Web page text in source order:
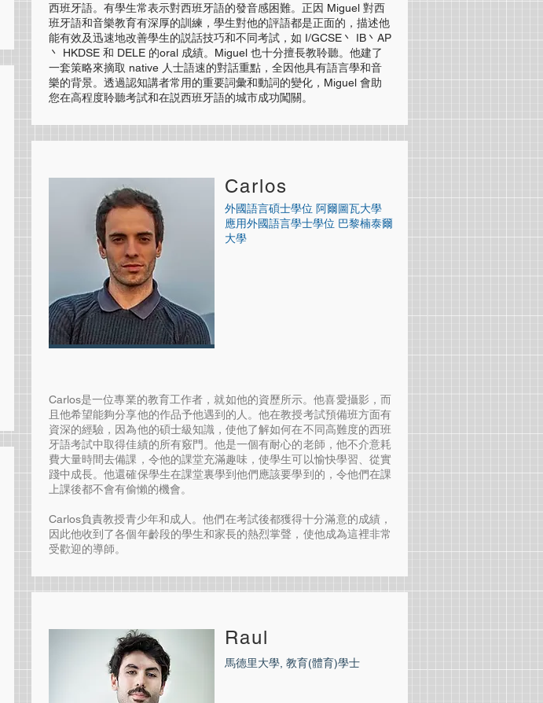
西班牙語。有學生常表示對西班牙語的發音感困難。正因 Miguel 對西
班牙語和音樂教育有深厚的訓練，學生對他的評語都是正面的，描述他
能有效及迅速地改善學生的説話技巧和不同考試，如 I/GCSE丶 IB丶AP
丶 HKDSE 和 DELE 的oral 成績。 Miguel 也十分擅長教聆聽。他建了
一套策略來摘取 native 人士語速的對話重點，全因他具有語言學和音
樂的背景。透過認知講者常用的重要詞彙和動詞的變化，Miguel 會助
您在高程度聆聽考試和在説西班牙語的城市成功闖關。
Carlos
外國語言碩士學位 阿爾圖瓦大學
應用外國語言學士學位 巴黎楠泰爾
大學
Carlos是一位專業的教育工作者，就如他的資歷所示。他喜愛攝影，而
且他希望能夠分享他的作品予他遇到的人。他在教授考試預備班方面有
資深的經驗，因為他的碩士級知識，使他了解如何在不同高難度的西班
牙語考試中取得佳績的所有竅門。他是一個有耐心的老師，他不介意耗
費大量時間去備課，令他的課堂充滿趣味，使學生可以愉快學習、從實
踐中成長。他還確保學生在課堂裏學到他們應該要學到的，令他們在課
上課後都不會有偷懶的機會。
Carlos負責教授青少年和成人。他們在考試後都獲得十分滿意的成績，
因此他收到了各個年齡段的學生和家長的熱烈掌聲，使他成為這裡非常
受歡迎的導師。
Raul
馬德里大學, 教育(體育)學士